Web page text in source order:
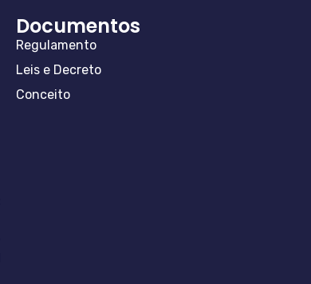
Documentos
Regulamento
Leis e Decreto
Conceito